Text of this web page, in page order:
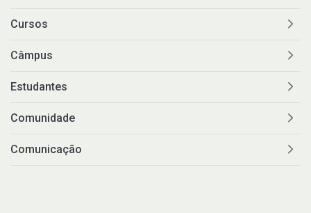
Cursos
Câmpus
Estudantes
Comunidade
Comunicação